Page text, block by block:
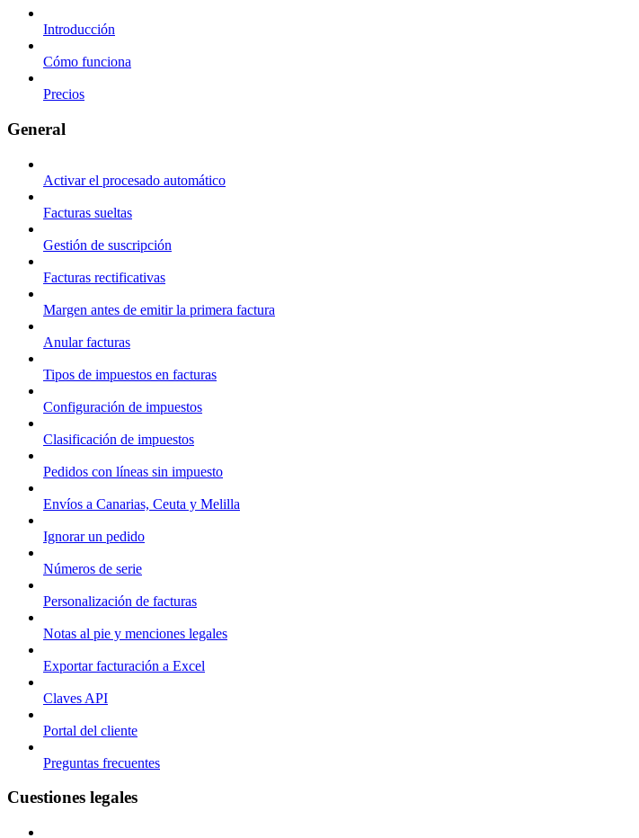
Introducción
Cómo funciona
Precios
General
Activar el procesado automático
Facturas sueltas
Gestión de suscripción
Facturas rectificativas
Margen antes de emitir la primera factura
Anular facturas
Tipos de impuestos en facturas
Configuración de impuestos
Clasificación de impuestos
Pedidos con líneas sin impuesto
Envíos a Canarias, Ceuta y Melilla
Ignorar un pedido
Números de serie
Personalización de facturas
Notas al pie y menciones legales
Exportar facturación a Excel
Claves API
Portal del cliente
Preguntas frecuentes
Cuestiones legales